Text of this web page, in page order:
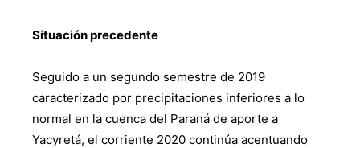
Situación precedente
Seguido a un segundo semestre de 2019
caracterizado por precipitaciones inferiores a lo
normal en la cuenca del Paraná de aporte a
Yacyretá, el corriente 2020 continúa acentuando